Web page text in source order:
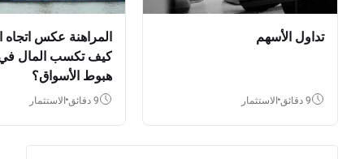
تداول الأسهم
9 دقائق الاستثمار
المراهنة عكس
كيف تكسب المال
هبوط الأسواق؟
9 دقائق الاستثمار